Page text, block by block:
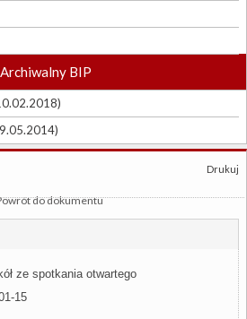
Archiwalny BIP
Drukuj
do dokumentu
ze spotkania otwartego
15